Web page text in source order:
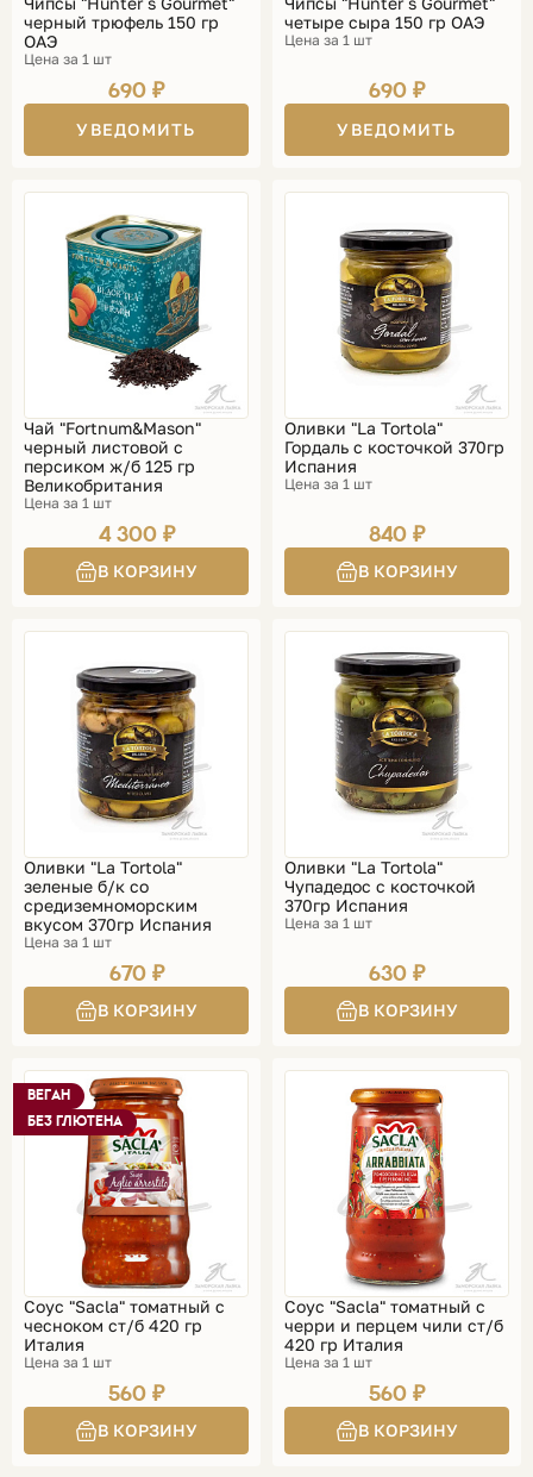
черный трюфель 150 гр
ОАЭ
Цена за 1 шт
690 ₽
УВЕДОМИТЬ
четыре сыра 150 гр ОАЭ
Цена за 1 шт
690 ₽
УВЕДОМИТЬ
Чай "Fortnum&Mason"
черный листовой с
персиком ж/б 125 гр
Великобритания
Цена за 1 шт
4 300 ₽
Оливки "La Tortola"
Гордаль с косточкой 370гр
Испания
Цена за 1 шт
840 ₽
Оливки "La Tortola"
зеленые б/к со
средиземноморским
вкусом 370гр Испания
Цена за 1 шт
670 ₽
Оливки "La Tortola"
Чупадедос с косточкой
370гр Испания
Цена за 1 шт
630 ₽
ВЕГАН
БЕЗ ГЛЮТЕНА
Соус "Sacla" томатный с
чесноком ст/б 420 гр
Италия
Цена за 1 шт
560 ₽
Соус "Sacla" томатный с
черри и перцем чили ст/б
420 гр Италия
Цена за 1 шт
560 ₽